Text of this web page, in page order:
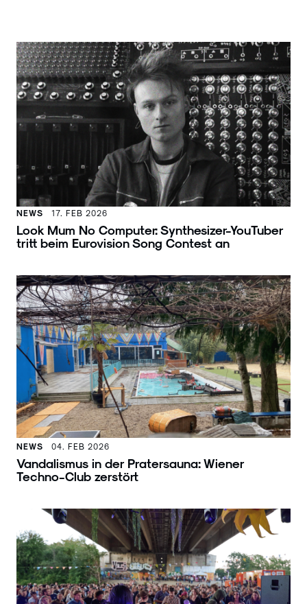
NEWS 17. FEB 2026
Look Mum No Computer: Synthesizer-YouTuber
tritt beim Eurovision Song Contest an
NEWS 04. FEB 2026
Vandalismus in der Pratersauna: Wiener
Techno-Club zerstört